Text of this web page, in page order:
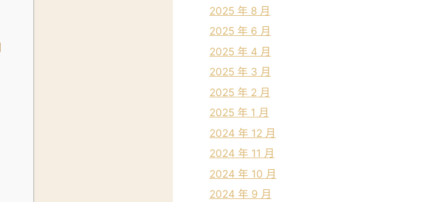
2025 年 8 月
2025 年 6 月
2025 年 4 月
2025 年 3 月
2025 年 2 月
2025 年 1 月
2024 年 12 月
2024 年 11 月
2024 年 10 月
2024 年 9 月